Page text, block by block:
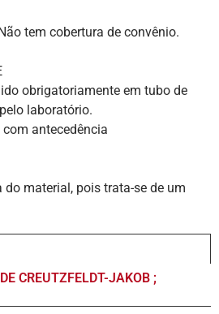
tem cobertura de convênio.
obrigatoriamente em tubo de
laboratório.
antecedência
material, pois trata-se de um
CREUTZFELDT-JAKOB ;